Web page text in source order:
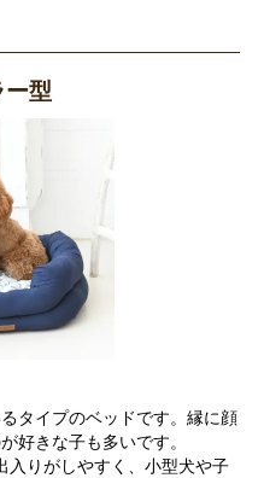
ー型
タイプのベッドです。縁に顔
好きな子も多いです。
入りがしやすく、小型犬や子